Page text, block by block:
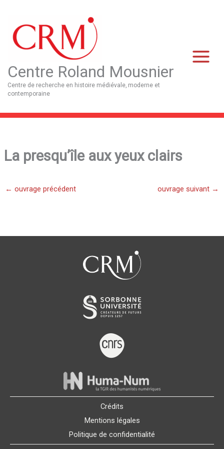
contenu
Centre Roland Mousnier
Centre de recherche en histoire médiévale, moderne et
contemporaine
La presqu’île aux yeux clairs
← ouvrage précédent ouvrage suivant →
Crédits
Mentions légales
Politique de confidentialité